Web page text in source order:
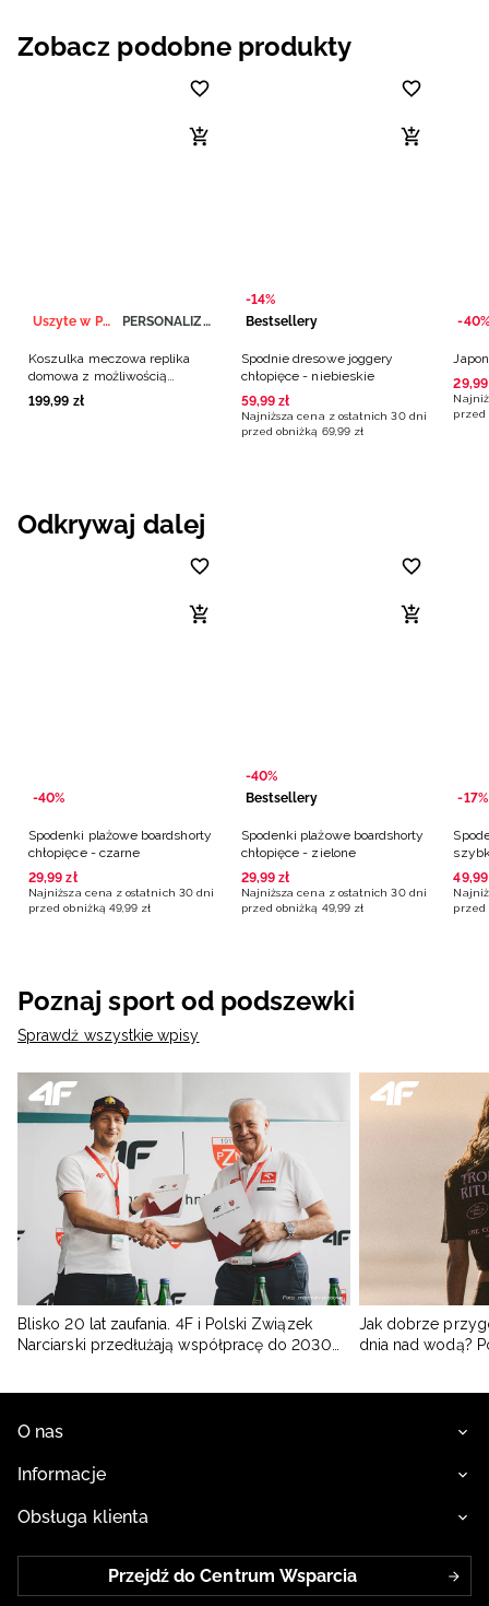
Zobacz podobne produkty
Uszyte w Polsce PERSONALIZACJA
Koszulka meczowa replika
domowa z możliwością
personalizacji męska 4F x
Polska Siatkówka - biała
199,99 zł
-14%
Bestsellery
Spodnie dresowe joggery
chłopięce - niebieskie
59,99 zł
Najniższa cena z ostatnich 30 dni
przed obniżką 69,99 zł
-40%
29,99
przed
Odkrywaj dalej
-40%
Spodenki plażowe boardshorty
chłopięce - czarne
29,99 zł
Najniższa cena z ostatnich 30 dni
przed obniżką 49,99 zł
-40%
Bestsellery
Spodenki plażowe boardshorty
chłopięce - zielone
29,99 zł
Najniższa cena z ostatnich 30 dni
przed obniżką 49,99 zł
-17%
49,99
przed
Poznaj sport od podszewki
Sprawdź wszystkie wpisy
Blisko 20 lat zaufania. 4F i Polski Związek
Narciarski przedłużają współpracę do 2030
Jak dobrze
dnia nad wodą?
O nas
Informacje
Obsługa klienta
Przejdź do Centrum Wsparcia